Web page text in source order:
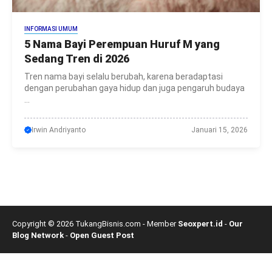
INFORMASI UMUM
5 Nama Bayi Perempuan Huruf M yang
Sedang Tren di 2026
Tren nama bayi selalu berubah, karena beradaptasi
dengan perubahan gaya hidup dan juga pengaruh budaya
Irwin Andriyanto Januari 15, 2026
Copyright © 2026 TukangBisnis.com - Member Seoxpert.id - Our
Blog Network - Open Guest Post